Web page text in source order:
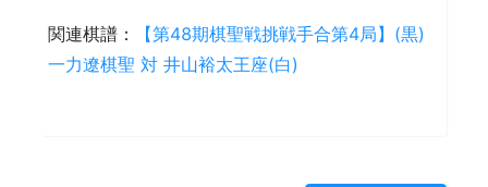
関連棋譜：
【第48期棋聖戦挑戦手合第4局】(黒)
一力遼棋聖 対 井山裕太王座(白)